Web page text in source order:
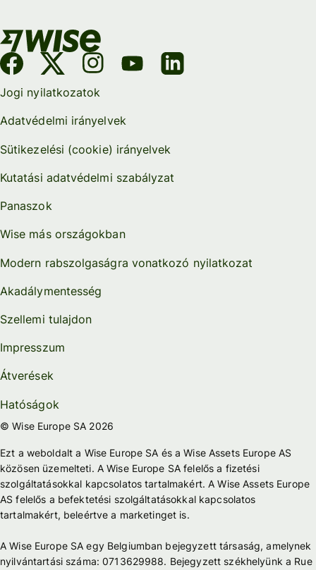
Jogi nyilatkozatok
Adatvédelmi irányelvek
Sütikezelési (cookie) irányelvek
Kutatási adatvédelmi szabályzat
Panaszok
Wise más országokban
Modern rabszolgaságra vonatkozó nyilatkozat
Akadálymentesség
Szellemi tulajdon
Impresszum
Átverések
Hatóságok
© Wise Europe SA 2026
Ezt a weboldalt a Wise Europe SA és a Wise Assets Europe AS
közösen üzemelteti. A Wise Europe SA felelős a fizetési
szolgáltatásokkal kapcsolatos tartalmakért. A Wise Assets Europe
AS felelős a befektetési szolgáltatásokkal kapcsolatos
tartalmakért, beleértve a marketinget is.
A Wise Europe SA egy Belgiumban bejegyzett társaság, amelynek
nyilvántartási száma: 0713629988. Bejegyzett székhelyünk a Rue